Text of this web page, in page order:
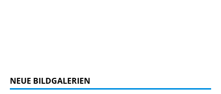
NEUE BILDGALERIEN